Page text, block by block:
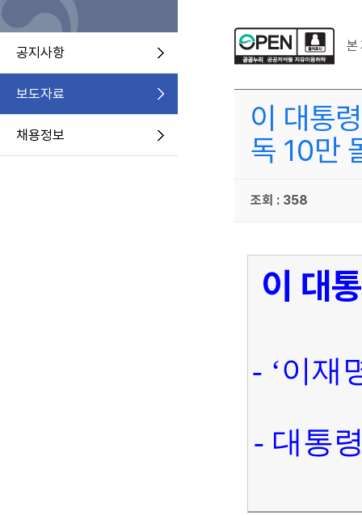
공지사항
보도자료
채용정보
본
이 대통
독 10만
조회 : 358
이 대
- ‘이재
- 대통